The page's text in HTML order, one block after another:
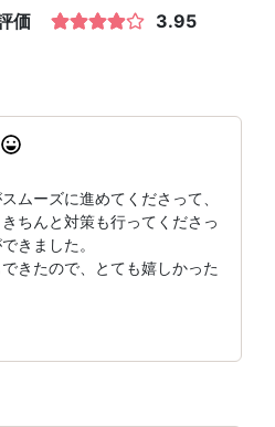
価 3.95
ムーズに進めてくださって、
ちんと対策も行ってくださっ
きました。
きたので、とても嬉しかった